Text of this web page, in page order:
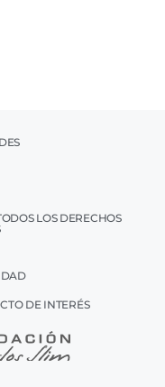
LOS DERECHOS
DE INTERÉS